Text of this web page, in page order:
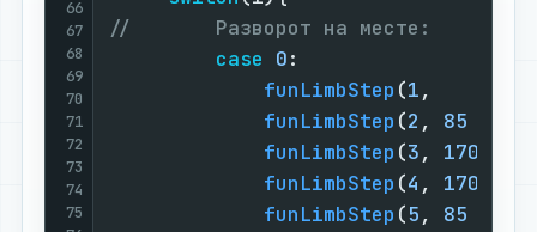
66
67
68
69
70
71
72
73
74
75
//       Разворот на
case 0
funLimbStep (1,
funLimbStep (2 , 85
funLimbStep (3, 170
funLimbStep (4 , 170
funLimbStep (5, 85